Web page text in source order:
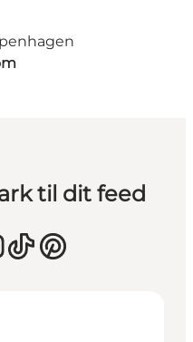
til dit feed